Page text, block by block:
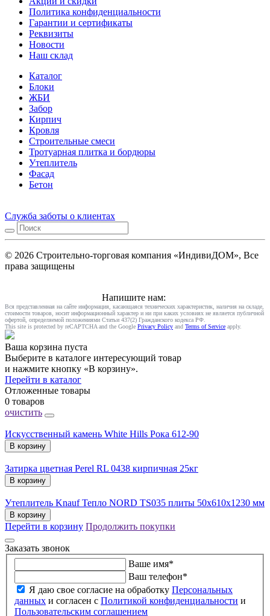
Политика конфиденциальности
Гарантии и сертификаты
Реквизиты
Новости
Наш склад
Каталог
Блоки
ЖБИ
Забор
Кирпич
Кровля
Строительные смеси
Тротуарная плитка и бордюры
Утеплитель
Фасад
Бетон
Служба заботы о клиентах
© 2026 Строительно-торговая компания «ИндивиДОМ», Все
права защищены
Напишите нам:
Вся представленная на сайте информация, касающаяся технических характеристик, наличия на складе,
стоимости товаров, носит информационный характер и ни при каких условиях не является публичной
офертой, определяемой положениями Статьи 437(2) Гражданского кодекса РФ.
This site is protected by reCAPTCHA and the Google Privacy Policy and Terms of Service apply.
Ваша корзина пуста
Выберите в каталоге интересующий товар
и нажмите кнопку «В корзину».
Перейти в каталог
Отложенные товары
0 товаров
очистить
Искусственный камень White Hills Рока 612-90
В корзину
Затирка цветная Perel RL 0438 кирпичная 25кг
В корзину
Утеплитель Knauf Тепло NORD TS035 плиты 50х610х1230 мм
В корзину
Перейти в корзину Продолжить покупки
Заказать звонок
Ваше имя*
Ваш телефон*
Я даю свое согласие на обработку Персональных
данных и согласен с Политикой конфиденциальности и
Пользовательским соглашением